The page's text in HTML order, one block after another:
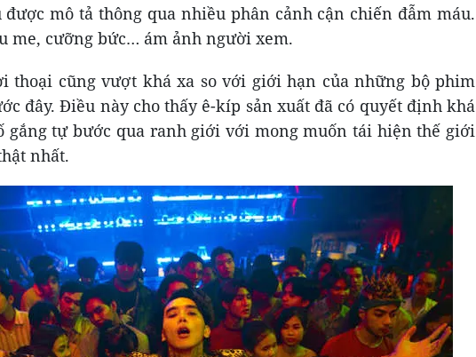
mô tả thông qua nhiều phân cảnh cận chiến đẫm máu.
me, cưỡng bức… ám ảnh người xem.
thoại cũng vượt khá xa so với giới hạn của những bộ phim
đây. Điều này cho thấy ê-kíp sản xuất đã có quyết định khá
gắng tự bước qua ranh giới với mong muốn tái hiện thế giới
nhất.